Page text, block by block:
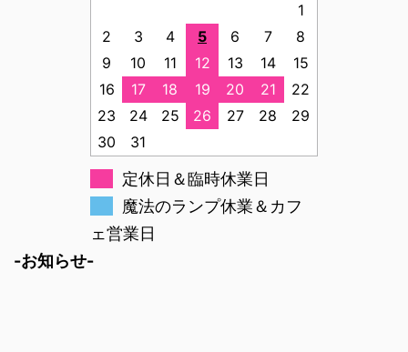
1
2
3 4 5 6 7
8
9
10 11 12 13 14
15
16
17 18 19 20 21
22
23
24 25 26 27 28
29
30
31
定休日＆臨時休業日
魔法のランプ休業＆カフ
ェ営業日
-お知らせ-